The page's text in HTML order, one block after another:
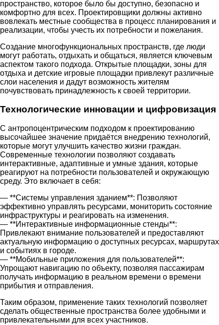
пространство, которое было бы доступно, безопасно и
комфортно для всех. Проектировщики должны активно
вовлекать местные сообщества в процесс планирования и
реализации, чтобы учесть их потребности и пожелания.
Создание многофункциональных пространств, где люди
могут работать, отдыхать и общаться, является ключевым
аспектом такого подхода. Открытые площадки, зоны для
отдыха и детские игровые площадки привлекут различные
слои населения и дадут возможность жителям
почувствовать принадлежность к своей территории.
Технологические инновации и цифровизация
С антропоцентрическим подходом к проектированию
высочайшее значение придаётся внедрению технологий,
которые могут улучшить качество жизни граждан.
Современные технологии позволяют создавать
интерактивные, адаптивные и умные здания, которые
реагируют на потребности пользователей и окружающую
среду. Это включает в себя:
— **Системы управления зданием**: Позволяют
эффективно управлять ресурсами, мониторить состояние
инфраструктуры и реагировать на изменения.
— **Интерактивные информационные стенды**:
Привлекают внимание пользователей и предоставляют
актуальную информацию о доступных ресурсах, маршрутах
и событиях в городе.
— **Мобильные приложения для пользователей**:
Упрощают навигацию по объекту, позволяя пассажирам
получать информацию в реальном времени о времени
прибытия и отправления.
Таким образом, применение таких технологий позволяет
сделать общественные пространства более удобными и
привлекательными для всех участников.